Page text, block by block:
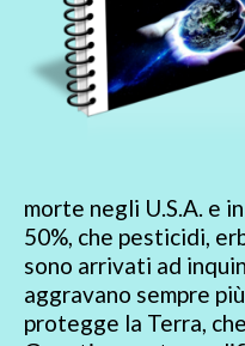
morte negli U.S.A. e
50%, che pesticidi,
sono arrivati ad
aggravano sempre
protegge la Terra,